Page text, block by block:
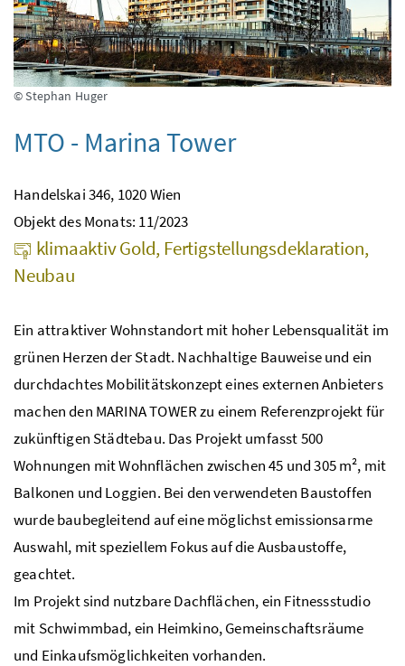
© Stephan Huger
MTO - Marina Tower
Handelskai 346, 1020 Wien
Objekt des Monats: 11/2023
klimaaktiv Gold, Fertigstellungsdeklaration,
Neubau
Ein attraktiver Wohnstandort mit hoher Lebensqualität im
grünen Herzen der Stadt. Nachhaltige Bauweise und ein
durchdachtes Mobilitätskonzept eines externen Anbieters
machen den MARINA TOWER zu einem Referenzprojekt für
zukünftigen Städtebau. Das Projekt umfasst 500
Wohnungen mit Wohnflächen zwischen 45 und 305 m², mit
Balkonen und Loggien. Bei den verwendeten Baustoffen
wurde baubegleitend auf eine möglichst emissionsarme
Auswahl, mit speziellem Fokus auf die Ausbaustoffe,
geachtet.
Im Projekt sind nutzbare Dachflächen, ein Fitnessstudio
mit Schwimmbad, ein Heimkino, Gemeinschaftsräume
und Einkaufsmöglichkeiten vorhanden.